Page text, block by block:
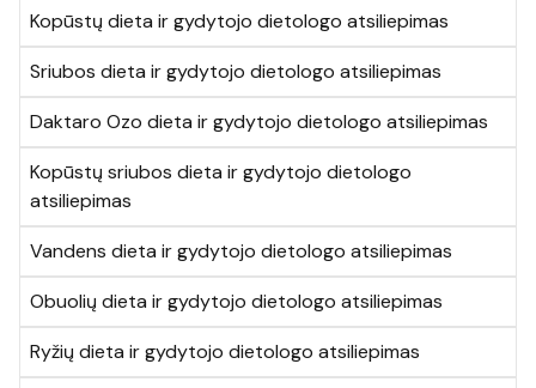
Kopūstų dieta ir gydytojo dietologo atsiliepimas
Sriubos dieta ir gydytojo dietologo atsiliepimas
Daktaro Ozo dieta ir gydytojo dietologo atsiliepimas
Kopūstų sriubos dieta ir gydytojo dietologo
atsiliepimas
Vandens dieta ir gydytojo dietologo atsiliepimas
Obuolių dieta ir gydytojo dietologo atsiliepimas
Ryžių dieta ir gydytojo dietologo atsiliepimas